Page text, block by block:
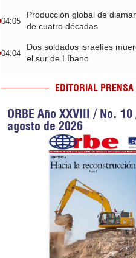
04:05
Producción global de
de cuatro décadas
04:04
Dos soldados israelíes
el sur de Líbano
EDITORIAL
ORBE Año XXVIII / No.
agosto de 2026